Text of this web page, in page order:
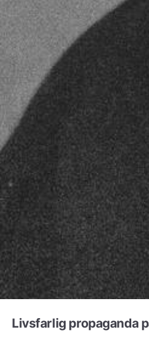
Livsfarlig propaganda